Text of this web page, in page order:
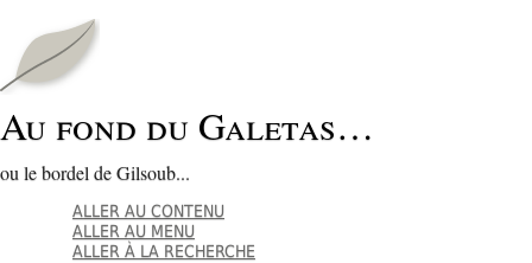
Au fond du Galetas…
ou le bordel de Gilsoub...
ALLER AU CONTENU
ALLER AU MENU
ALLER À LA RECHERCHE